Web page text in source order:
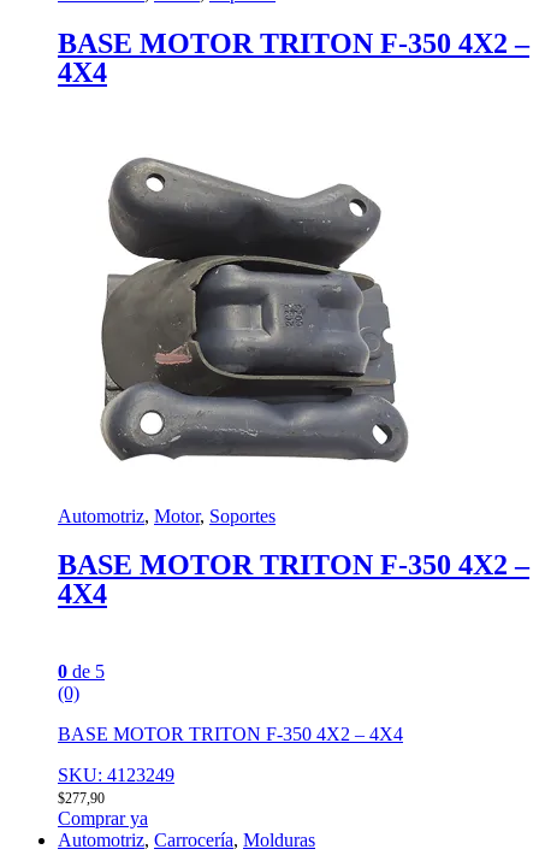
BASE MOTOR TRITON F-350 4X2 –
4X4
Automotriz, Motor, Soportes
BASE MOTOR TRITON F-350 4X2 –
4X4
0 de 5
(0)
BASE MOTOR TRITON F-350 4X2 – 4X4
SKU: 4123249
$277,90
Comprar ya
Automotriz, Carrocería, Molduras